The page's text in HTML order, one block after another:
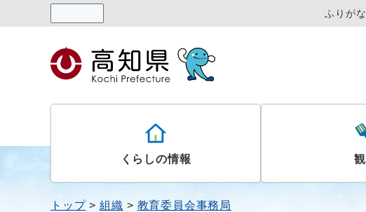
ふりが
くらしの情報
トップ 組織 教育委員会事務局